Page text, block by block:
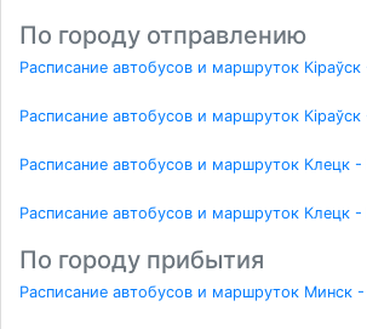
По городу отправлению
Расписание автобусов и маршруток
Расписание автобусов и маршруток Кіраўск
Расписание автобусов и маршруток Клецк
Расписание автобусов и маршруток Клецк -
По городу прибытия
Расписание автобусов и маршруток Минск